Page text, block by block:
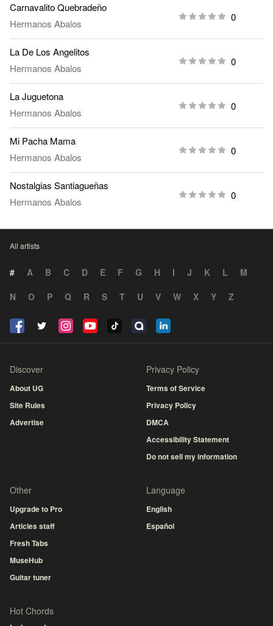
Carnavalito Quebradeño
Hermanos Abalos
0
La De Los Angelitos
Hermanos Abalos
0
La Juguetona
Hermanos Abalos
0
Mi Pacha Mama
Hermanos Abalos
0
Nostalgias Santiagueñas
Hermanos Abalos
0
All artists
# A B C D E F G H I J K L
M
N
O P Q R S T U V W X Y Z
Discover
About UG
Site Rules
Advertise
Privacy Policy
Terms of Service
Privacy Policy
DMCA
Accessibility Statement
Do not sell my information
Other
Upgrade to Pro
Articles staff
Fresh Tabs
MuseHub
Guitar tuner
Language
English
Español
Hot Chords